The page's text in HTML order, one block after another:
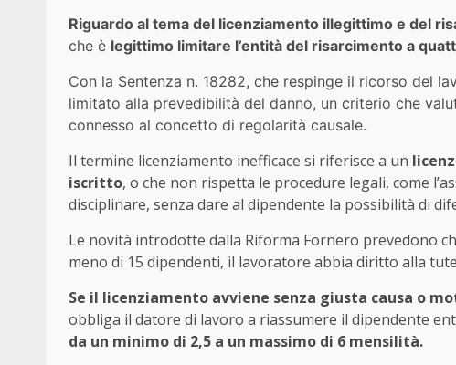
Riguardo al tema del licenziamento illegittimo e del
che è legittimo limitare l’entità del risarcimento a
Con la Sentenza n. 18282, che respinge il ricorso del
limitato alla prevedibilità del danno, un criterio che
connesso al concetto di regolarità causale.
Il termine licenziamento inefficace si riferisce a un
iscritto, o che non rispetta le procedure legali, come
disciplinare, senza dare al dipendente la possibilità di
Le novità introdotte dalla Riforma Fornero prevedono
meno di 15 dipendenti, il lavoratore abbia diritto alla
Se il licenziamento avviene senza giusta causa o
obbliga il datore di lavoro a riassumere il dipendente
da un minimo di 2,5 a un massimo di 6 mensilità.